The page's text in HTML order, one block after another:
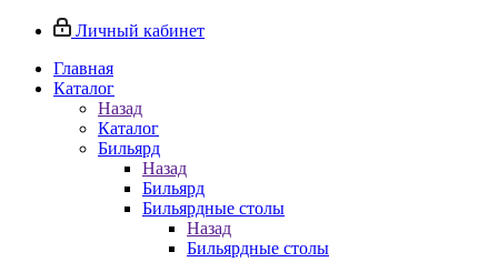
Личный кабинет
Главная
Каталог
Назад
Каталог
Бильярд
Назад
Бильярд
Бильярдные столы
Назад
Бильярдные столы